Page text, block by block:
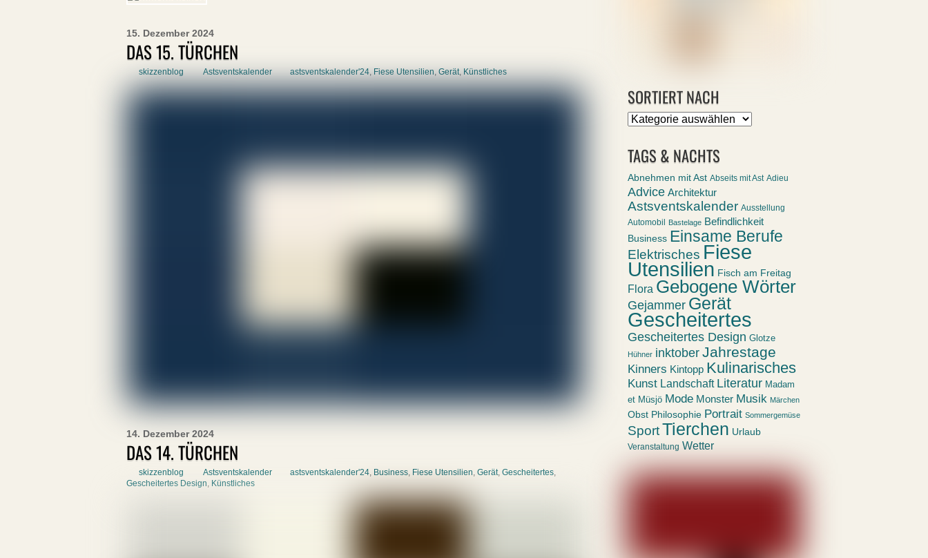
15. Dezember 2024
DAS 15. TÜRCHEN
skizzenblog Astsventskalender astsventskalender'24, Fiese Utensilien, Gerät, Künstliches
14. Dezember 2024
DAS 14. TÜRCHEN
skizzenblog Astsventskalender astsventskalender'24, Business, Fiese Utensilien, Gerät, Gescheitertes,
Gescheitertes Design, Künstliches
SORTIERT NACH
Sortiert
TAGS & NACHTS
Abnehmen mit Ast Abseits mit Ast Adieu
Advice Architektur
Astsventskalender Ausstellung
Automobil Bastelage Befindlichkeit
Business Einsame Berufe
Elektrisches Fiese
Utensilien Fisch am Freitag
Flora Gebogene Wörter
Gejammer Gerät
Gescheitertes
Gescheitertes Design Glotze
Hühner inktober Jahrestage
Kinners Kintopp Kulinarisches
Kunst Landschaft Literatur Madam
et Müsjö Mode Monster Musik Märchen
Obst Philosophie Portrait Sommergemüse
SportTierchen Urlaub
Veranstaltung Wetter